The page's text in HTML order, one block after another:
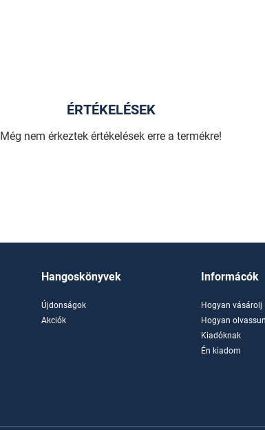
ÉRTÉKELÉSEK
Még nem érkeztek értékelések erre a termékre!
Hangoskönyvek
Újdonságok
Akciók
Informácók
Hogyan vásárolj
Hogyan
Kiadóknak
Én kiadom